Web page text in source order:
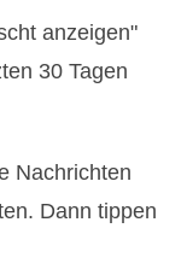
anzeigen"
30 Tagen
Nachrichten
Dann tippen